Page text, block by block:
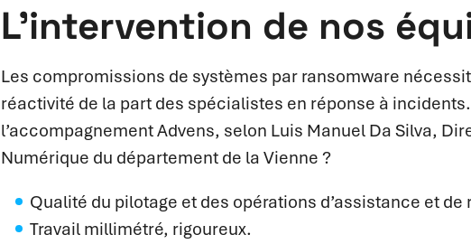
L’intervention de nos
Les compromissions de systèmes par ransomware
réactivité de la part des spécialistes en réponse à
l’accompagnement Advens, selon Luis Manuel Da Silva,
Numérique du département de la Vienne ?
Qualité du pilotage et des opérations d’assistance et
Travail millimétré, rigoureux.